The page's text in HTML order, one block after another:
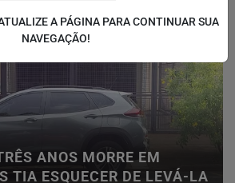
ANOS MORRE EM
TIA ESQUECER DE LEVÁ-LA
A PÁGINA PARA CONTINUAR SUA
NAVEGAÇÃO!